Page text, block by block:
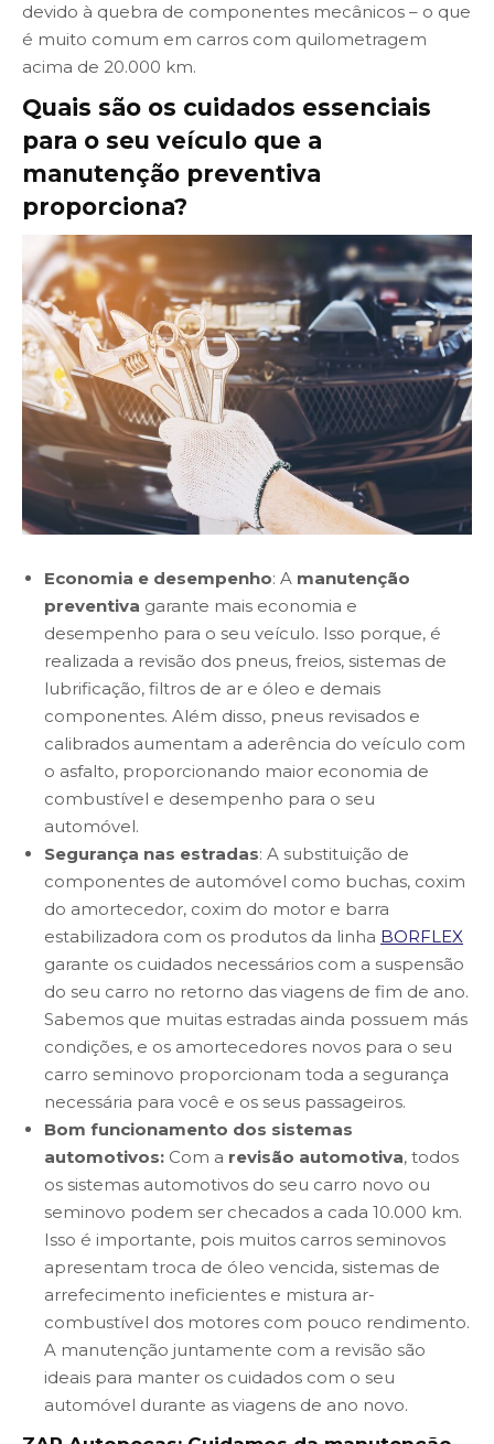
devido à quebra de componentes mecânicos – o que
é muito comum em carros com quilometragem
acima de 20.000 km.
Quais são os cuidados essenciais
para o seu veículo que a
manutenção preventiva
proporciona?
Economia e desempenho: A manutenção
preventiva garante mais economia e
desempenho para o seu veículo. Isso porque, é
realizada a revisão dos pneus, freios, sistemas de
lubrificação, filtros de ar e óleo e demais
componentes. Além disso, pneus revisados e
calibrados aumentam a aderência do veículo com
o asfalto, proporcionando maior economia de
combustível e desempenho para o seu
automóvel.
Segurança nas estradas: A substituição de
componentes de automóvel como buchas, coxim
do amortecedor, coxim do motor e barra
estabilizadora com os produtos da linha BORFLEX
garante os cuidados necessários com a suspensão
do seu carro no retorno das viagens de fim de ano.
Sabemos que muitas estradas ainda possuem más
condições, e os amortecedores novos para o seu
carro seminovo proporcionam toda a segurança
necessária para você e os seus passageiros.
Bom funcionamento dos sistemas
automotivos: Com a revisão automotiva, todos
os sistemas automotivos do seu carro novo ou
seminovo podem ser checados a cada 10.000 km.
Isso é importante, pois muitos carros seminovos
apresentam troca de óleo vencida, sistemas de
arrefecimento ineficientes e mistura ar-
combustível dos motores com pouco rendimento.
A manutenção juntamente com a revisão são
ideais para manter os cuidados com o seu
automóvel durante as viagens de ano novo.